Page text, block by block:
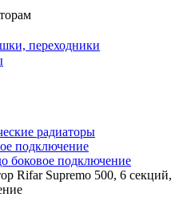
переходники
радиаторы
подключение
боковое подключение
Rifar Supremo 500, 6 секций,